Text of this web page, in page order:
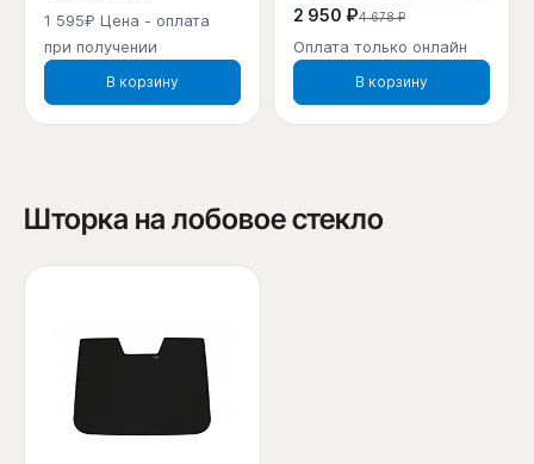
1 595₽ Цена - оплата
при получении
В корзину
2 950 ₽4 678 ₽
Оплата только онлайн
В корзину
Шторка на лобовое стекло